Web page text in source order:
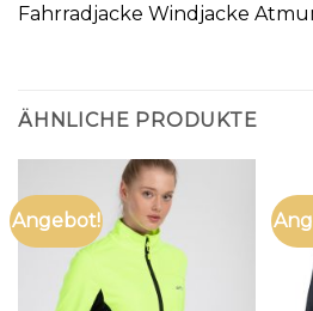
Fahrradjacke Windjacke
ÄHNLICHE PRODUKTE
Angebot!